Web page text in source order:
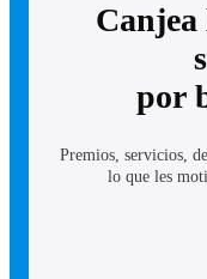
Canjea
por
Premios, servicios,
lo que les